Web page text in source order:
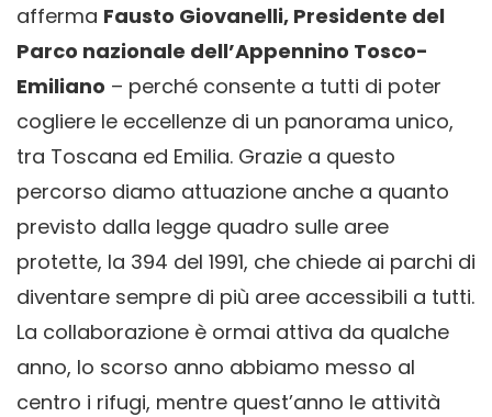
afferma Fausto Giovanelli, Presidente del
Parco nazionale dell’Appennino Tosco-
Emiliano – perché consente a tutti di poter
cogliere le eccellenze di un panorama unico,
tra Toscana ed Emilia. Grazie a questo
percorso diamo attuazione anche a quanto
previsto dalla legge quadro sulle aree
protette, la 394 del 1991, che chiede ai parchi di
diventare sempre di più aree accessibili a tutti.
La collaborazione è ormai attiva da qualche
anno, lo scorso anno abbiamo messo al
centro i rifugi, mentre quest’anno le attività